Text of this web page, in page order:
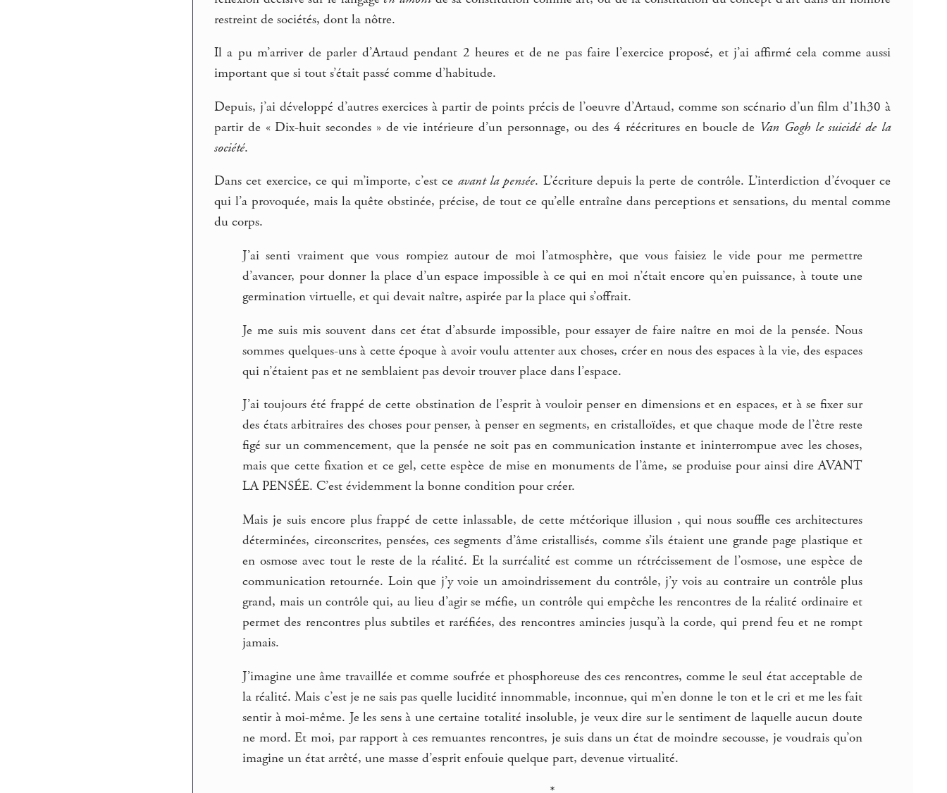
restreint de sociétés, dont la nôtre.
Il a pu m’arriver de parler d’Artaud pendant 2 heures et de ne pas faire l’exercice proposé, et j’ai affirmé cela comme aussi
important que si tout s’était passé comme d’habitude.
Depuis, j’ai développé d’autres exercices à partir de points précis de l’oeuvre d’Artaud, comme son scénario d’un film d’1h30 à
partir de « Dix-huit secondes » de vie intérieure d’un personnage, ou des 4 réécritures en boucle de Van Gogh le suicidé de la
société.
Dans cet exercice, ce qui m’importe, c’est ce avant la pensée. L’écriture depuis la perte de contrôle. L’interdiction d’évoquer ce
qui l’a provoquée, mais la quête obstinée, précise, de tout ce qu’elle entraîne dans perceptions et sensations, du mental comme
du corps.
J’ai senti vraiment que vous rompiez autour de moi l’atmosphère, que vous faisiez le vide pour me permettre
d’avancer, pour donner la place d’un espace impossible à ce qui en moi n’était encore qu’en puissance, à toute une
germination virtuelle, et qui devait naître, aspirée par la place qui s’offrait.
Je me suis mis souvent dans cet état d’absurde impossible, pour essayer de faire naître en moi de la pensée. Nous
sommes quelques-uns à cette époque à avoir voulu attenter aux choses, créer en nous des espaces à la vie, des espaces
qui n’étaient pas et ne semblaient pas devoir trouver place dans l’espace.
J’ai toujours été frappé de cette obstination de l’esprit à vouloir penser en dimensions et en espaces, et à se fixer sur
des états arbitraires des choses pour penser, à penser en segments, en cristalloïdes, et que chaque mode de l’être reste
figé sur un commencement, que la pensée ne soit pas en communication instante et ininterrompue avec les choses,
mais que cette fixation et ce gel, cette espèce de mise en monuments de l’âme, se produise pour ainsi dire AVANT
LA PENSÉE. C’est évidemment la bonne condition pour créer.
Mais je suis encore plus frappé de cette inlassable, de cette météorique illusion , qui nous souffle ces architectures
déterminées, circonscrites, pensées, ces segments d’âme cristallisés, comme s’ils étaient une grande page plastique et
en osmose avec tout le reste de la réalité. Et la surréalité est comme un rétrécissement de l’osmose, une espèce de
communication retournée. Loin que j’y voie un amoindrissement du contrôle, j’y vois au contraire un contrôle plus
grand, mais un contrôle qui, au lieu d’agir se méfie, un contrôle qui empêche les rencontres de la réalité ordinaire et
permet des rencontres plus subtiles et raréfiées, des rencontres amincies jusqu’à la corde, qui prend feu et ne rompt
jamais.
J’imagine une âme travaillée et comme soufrée et phosphoreuse des ces rencontres, comme le seul état acceptable de
la réalité. Mais c’est je ne sais pas quelle lucidité innommable, inconnue, qui m’en donne le ton et le cri et me les fait
sentir à moi-même. Je les sens à une certaine totalité insoluble, je veux dire sur le sentiment de laquelle aucun doute
ne mord. Et moi, par rapport à ces remuantes rencontres, je suis dans un état de moindre secousse, je voudrais qu’on
imagine un état arrêté, une masse d’esprit enfouie quelque part, devenue virtualité.